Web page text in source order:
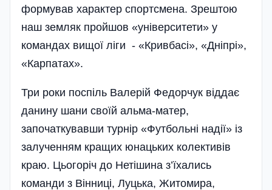
формував характер спортсмена. Зрештою
наш земляк пройшов «університети» у
команда­х вищої ліги - «Кривбасі», «Дніпрі»,
«Карпатах».
Три роки поспіль Валерій Федорчук віддає
данину шани своїй альма-матер,
започаткувавши турнір «Футбольні надії» із
залученням кращих юнацьких колективів
краю. Цьогоріч до Нетішина з’їхались
команди з Вінниці, Луцька, Житомира,